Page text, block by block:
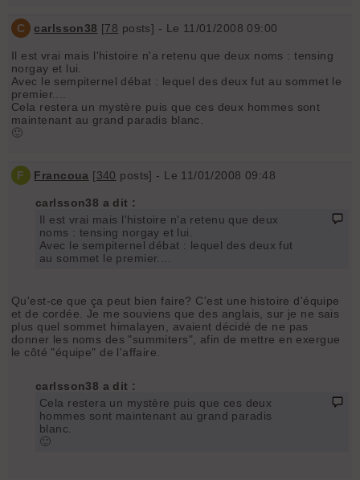
C carlsson38 [78 posts] - Le 11/01/2008 09:00
Il est vrai mais l'histoire n'a retenu que deux noms : tensing
norgay et lui.
Avec le sempiternel débat : lequel des deux fut au sommet le
premier....
Cela restera un mystère puis que ces deux hommes sont
maintenant au grand paradis blanc.
🙂
F Francoua [340 posts] - Le 11/01/2008 09:48
carlsson38 a dit :
Il est vrai mais l'histoire n'a retenu que deux
noms : tensing norgay et lui.
Avec le sempiternel débat : lequel des deux fut
au sommet le premier....
Qu'est-ce que ça peut bien faire? C'est une histoire d'équipe
et de cordée. Je me souviens que des anglais, sur je ne sais
plus quel sommet himalayen, avaient décidé de ne pas
donner les noms des "summiters", afin de mettre en exergue
le côté "équipe" de l'affaire.
carlsson38 a dit :
Cela restera un mystère puis que ces deux
hommes sont maintenant au grand paradis
blanc.
🙂